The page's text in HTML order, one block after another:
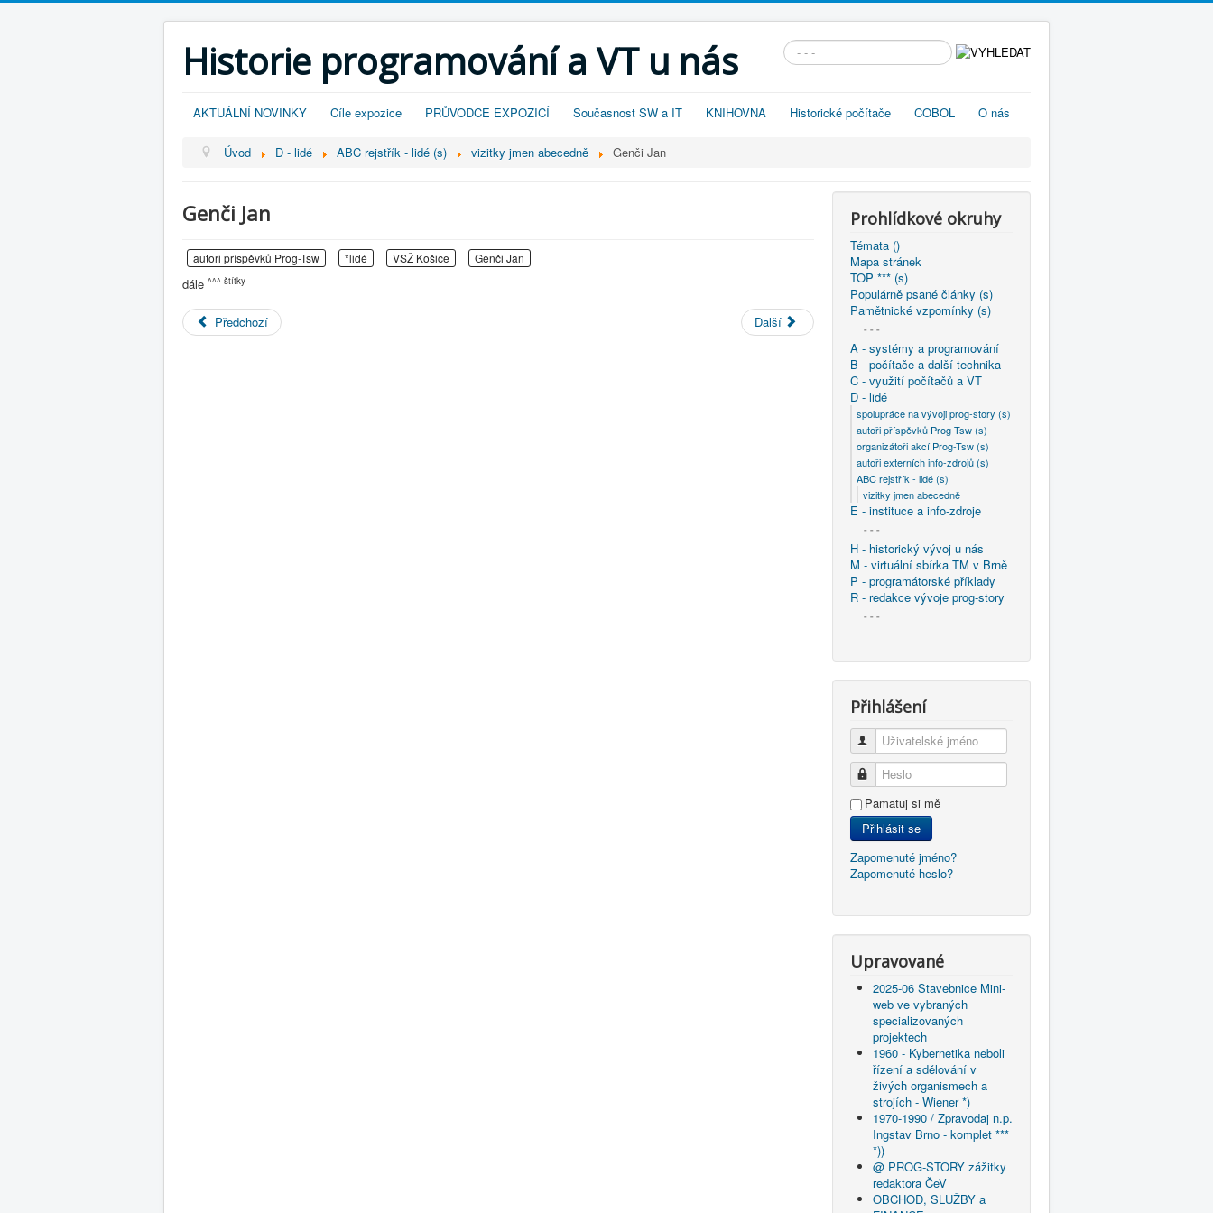
Historie programování a VT u nás Vyhledávání...
AKTUÁLNÍ NOVINKY Cíle expozice PRŮVODCE EXPOZICÍ Současnost SW a IT KNIHOVNA Historické počítače COBOL O nás
Úvod D - lidé ABC rejstřík - lidé (s) vizitky jmen abecedně Genči Jan
Genči Jan
autoři příspěvků Prog-Tsw *lidé VSŽ Košice Genči Jan
dále ^^^ štítky
Předchozí Další
Prohlídkové okruhy
Témata ()
Mapa stránek
TOP *** (s)
Populárně psané články (s)
Pamětnické vzpomínky (s)
- - -
A - systémy a programování
B - počítače a další technika
C - využití počítačů a VT
D - lidé
spolupráce na vývoji prog-story (s)
autoři příspěvků Prog-Tsw (s)
organizátoři akcí Prog-Tsw (s)
autoři externích info-zdrojů (s)
ABC rejstřík - lidé (s)
vizitky jmen abecedně
E - instituce a info-zdroje
- - -
H - historický vývoj u nás
M - virtuální sbírka TM v Brně
P - programátorské příklady
R - redakce vývoje prog-story
- - -
Přihlášení
Uživatelské jméno
Heslo
Pamatuj si mě
Přihlásit se
Zapomenuté jméno?
Zapomenuté heslo?
Upravované
2025-06 Stavebnice Mini-
web ve vybraných
specializovaných
projektech
1960 - Kybernetika neboli
řízení a sdělování v
živých organismech a
strojích - Wiener *)
1970-1990 / Zpravodaj n.p.
Ingstav Brno - komplet ***
*))
@ PROG-STORY zážitky
redaktora ČeV
OBCHOD, SLUŽBY a